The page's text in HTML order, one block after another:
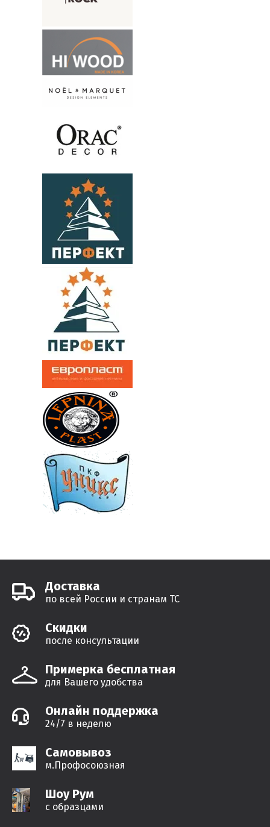
Доставка
по всей России и странам ТС
Cкидки
после консультации
Примерка бесплатная
для Вашего удобства
Онлайн поддержка
24/7 в неделю
Самовывоз
м.Профосоюзная
Шоу Рум
с образцами